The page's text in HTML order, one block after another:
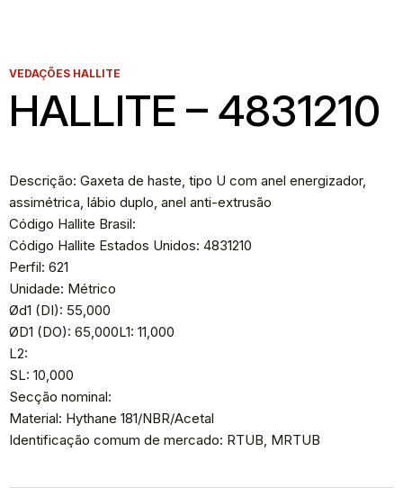
VEDAÇÕES HALLITE
HALLITE – 4831210
Descrição: Gaxeta de haste, tipo U com anel energizador,
assimétrica, lábio duplo, anel anti-extrusão
Código Hallite Brasil:
Código Hallite Estados Unidos: 4831210
Perfil: 621
Unidade: Métrico
Ød1 (DI): 55,000
ØD1 (DO): 65,000L1: 11,000
L2:
SL: 10,000
Secção nominal:
Material: Hythane 181/NBR/Acetal
Identificação comum de mercado: RTUB, MRTUB